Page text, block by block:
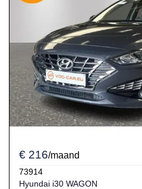
€ 216/maand
73914
Hyundai i30 WAGON